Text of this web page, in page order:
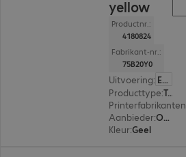
yellow
Productnr.:
4180824
Fabrikant-nr.:
75B20Y0
Uitvoering: Europa
Producttype: Toner
Printerfabrikanten
Aanbieder:
Origineel
Kleur:Geel